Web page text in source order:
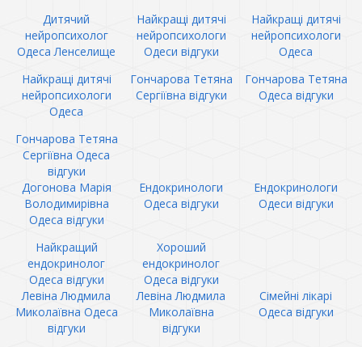
Дитячий
нейропсихолог
Одеса Ленселище
Найкращі дитячі
нейропсихологи
Одеси відгуки
Найкращі дитячі
нейропсихологи
Одеса
Найкращі дитячі
нейропсихологи
Одеса
Гончарова Тетяна
Сергіївна відгуки
Гончарова Тетяна
Одеса відгуки
Гончарова Тетяна
Сергіївна Одеса
відгуки
Догонова Марія
Володимирівна
Одеса відгуки
Ендокринологи
Одеса відгуки
Ендокринологи
Одеси відгуки
Найкращий
ендокринолог
Одеса відгуки
Хороший
ендокринолог
Одеса відгуки
Левіна Людмила
Миколаївна Одеса
відгуки
Левіна Людмила
Миколаївна
відгуки
Сімейні лікарі
Одеса відгуки